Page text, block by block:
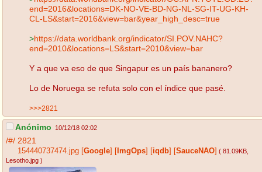
end=2016&locations=DK-NO-VE-BD-NG-NL-SG-IT-UG-KH-
CL-LS&start=2016&view=bar&year_high_desc=true
>https://data.worldbank.org/indicator/SI.POV.NAHC?
end=2010&locations=LS&start=2010&view=bar
Y a que va eso de que Singapur es un país bananero?
Lo de Noruega se refuta solo con el índice que pasé.
>>>2821
Anónimo 10/12/18 02:02
/#/ 2821
154440737474.jpg Google ImgOps iqdb SauceNAO ( 81.09KB
Lesotho.jpg )